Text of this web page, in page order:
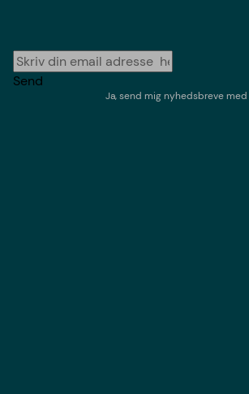
Send
Ja, send mig nyhedsbreve med